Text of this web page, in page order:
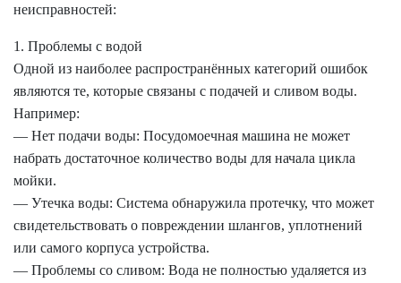
неисправностей:
1. Проблемы с водой
Одной из наиболее распространённых категорий ошибок
являются те, которые связаны с подачей и сливом воды.
Например:
— Нет подачи воды: Посудомоечная машина не может
набрать достаточное количество воды для начала цикла
мойки.
— Утечка воды: Система обнаружила протечку, что может
свидетельствовать о повреждении шлангов, уплотнений
или самого корпуса устройства.
— Проблемы со сливом: Вода не полностью удаляется из